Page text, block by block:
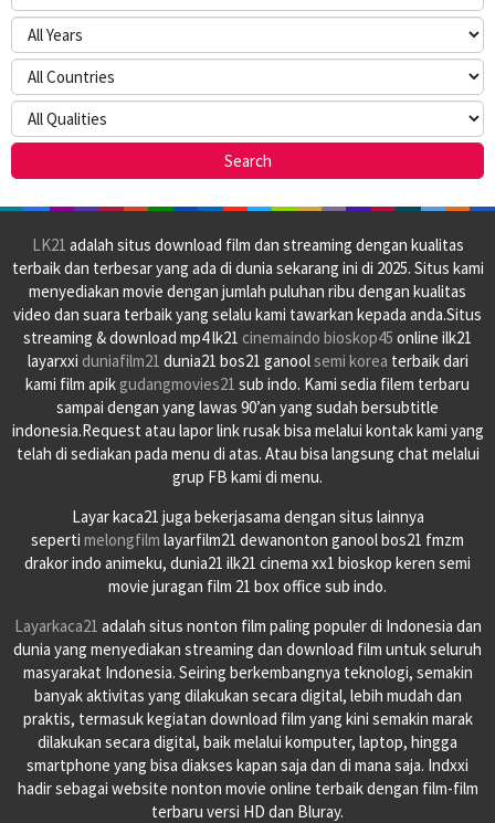
LK21 adalah situs download film dan streaming dengan kualitas
terbaik dan terbesar yang ada di dunia sekarang ini di 2025. Situs kami
menyediakan movie dengan jumlah puluhan ribu dengan kualitas
video dan suara terbaik yang selalu kami tawarkan kepada anda.Situs
streaming & download mp4 lk21 cinemaindo bioskop45 online ilk21
layarxxi duniafilm21 dunia21 bos21 ganoolsemi korea terbaik dari
kami film apik gudangmovies21 sub indo. Kami sedia filem terbaru
sampai dengan yang lawas 90’an yang sudah bersubtitle
indonesia.Request atau lapor link rusak bisa melalui kontak kami yang
telah di sediakan pada menu di atas. Atau bisa langsung chat melalui
grup FB kami di menu.
Layar kaca21 juga bekerjasama dengan situs lainnya
seperti melongfilm layarfilm21 dewanonton ganool bos21 fmzm
drakor indo animeku, dunia21 ilk21 cinema xx1 bioskop keren semi
movie juragan film 21 box office sub indo.
Layarkaca21 adalah situs nonton film paling populer di Indonesia dan
dunia yang menyediakan streaming dan download film untuk seluruh
masyarakat Indonesia. Seiring berkembangnya teknologi, semakin
banyak aktivitas yang dilakukan secara digital, lebih mudah dan
praktis, termasuk kegiatan download film yang kini semakin marak
dilakukan secara digital, baik melalui komputer, laptop, hingga
smartphone yang bisa diakses kapan saja dan di mana saja. Indxxi
hadir sebagai website nonton movie online terbaik dengan film-film
terbaru versi HD dan Bluray.